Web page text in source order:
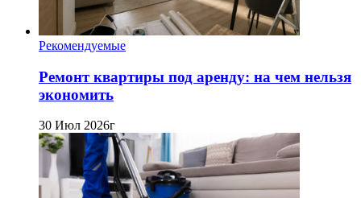
Рекомендуемые
Ремонт квартиры под аренду: на чем нельзя
экономить
30 Июл 2026г